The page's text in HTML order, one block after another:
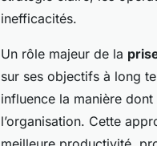
inefficacités.
Un rôle majeur de la
sur ses objectifs à long
influence la manière
l’organisation. Cette